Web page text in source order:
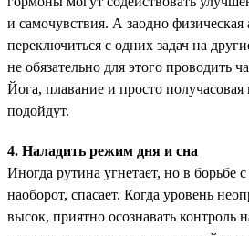
и самочувствия. А заодно физическая
переключиться с одних задач на
не обязательно для этого проводить
Йога, плавание и просто
подойдут.
4. Наладить режим дня и сна
Иногда рутина угнетает, но в борьбе
наоборот, спасает. Когда уровень
высок, приятно осознавать контроль